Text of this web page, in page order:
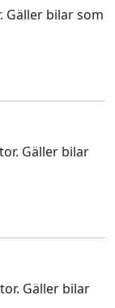
Gäller bilar som
Gäller bilar
Gäller bilar